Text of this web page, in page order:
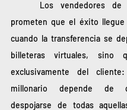
prometen que el éxito llegue
cuando la transferencia se
billeteras virtuales, sino
exclusivamente del
millonario depende de
despojarse de todas